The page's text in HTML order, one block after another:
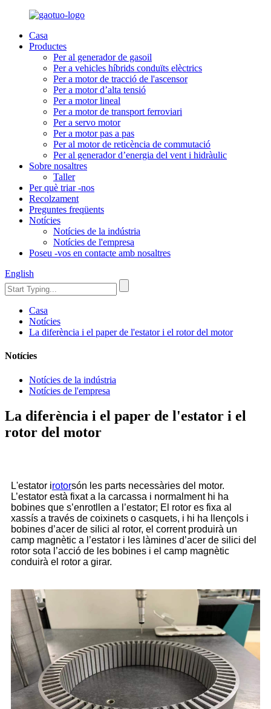
Casa
Productes
Per al generador de gasoil
Per a vehicles híbrids conduïts elèctrics
Per a motor de tracció de l'ascensor
Per a motor d’alta tensió
Per a motor lineal
Per a motor de transport ferroviari
Per a servo motor
Per a motor pas a pas
Per al motor de reticència de commutació
Per al generador d’energia del vent i hidràulic
Sobre nosaltres
Taller
Per què triar -nos
Recolzament
Preguntes freqüents
Notícies
Notícies de la indústria
Notícies de l'empresa
Poseu -vos en contacte amb nosaltres
English
Casa
Notícies
La diferència i el paper de l'estator i el rotor del motor
Notícies
Notícies de la indústria
Notícies de l'empresa
La diferència i el paper de l'estator i el
rotor del motor
L'estator irotorsón les parts necessàries del motor.
L’estator està fixat a la carcassa i normalment hi ha
bobines que s’enrotllen a l’estator; El rotor es fixa al
xassís a través de coixinets o casquets, i hi ha llençols i
bobines d’acer de silici al rotor, el corrent produirà un
camp magnètic a l’estator i les làmines d’acer de silici del
rotor sota l’acció de les bobines i el camp magnètic
conduirà el rotor a girar.